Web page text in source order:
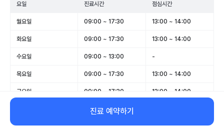
요일 진료시간 점심시간
월요일 09:00 ~ 17:30 13:00 ~ 14:00
화요일 09:00 ~ 17:30 13:00 ~ 14:00
수요일 09:00 ~ 13:00 -
목요일 09:00 ~ 17:30 13:00 ~ 14:00
금요일 09:00 ~ 17:30 13:00 ~ 14:00
09:00 ~ 13:00
일요일 휴무 -
진료 예약하기